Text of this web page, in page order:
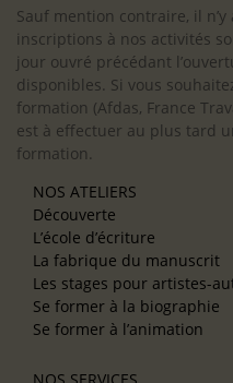
Sauf mention contraire, il n’y
inscriptions à nos activités
jour ouvré précédant
disponibles. Si vous
formation (Afdas, France
est à effectuer au plus tard
formation.
NOS ATELIERS
Découverte
L’école d’écriture
La fabrique du manuscrit
Les stages pour artistes-
Se former à la biographie
Se former à l’animation
NOS SERVICES